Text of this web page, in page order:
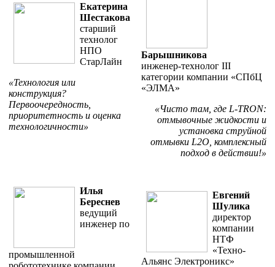
Екатерина
Шестакова
старший
технолог
НПО
СтарЛайн
«Технология или
конструкция?
Первоочередность,
приоритетность и оценка
технологичности»
Барышникова
инженер-технолог III
категории компании «СПбЦ
«ЭЛМА»
«Чисто там, где L-TRON:
отмывочные жидкости и
установка струйной
отмывки L2O, комплексный
подход в действии!»
Илья
Береснев
ведущий
инженер по
промышленной
Евгений
Шулика
директор
компании
НТФ
«Техно-
Альянс Электроникс»